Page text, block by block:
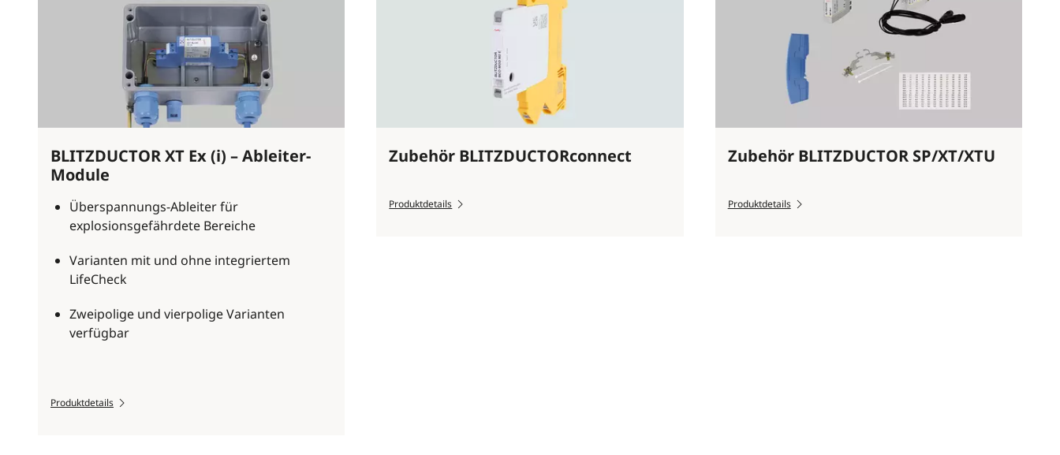
BLITZDUCTOR XT Ex (i) – Ableiter-
Module
Überspannungs-Ableiter für
explosionsgefährdete Bereiche
Varianten mit und ohne integriertem
LifeCheck
Zweipolige und vierpolige Varianten
verfügbar
Produktdetails
Zubehör BLITZDUCTORconnect
Produktdetails
Zubehör BLITZDUCTOR SP/XT/XTU
Produktdetails